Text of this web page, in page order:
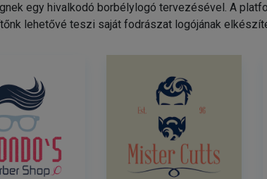
egy hivalkodó borbélylogó tervezésével. A
lehetővé teszi saját fodrászat logójának